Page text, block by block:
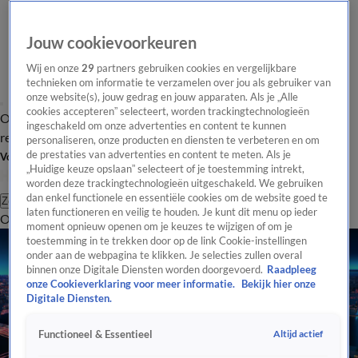
Overzicht Laatste nieuws Regionieuws Het beste van Hart
Tip de
redactie
Volg Hart van Nederland
Zoeken
OverzichtRegioUitzendingenWeerTip de redactiePanelVideo's
Jouw cookievoorkeuren
Wij en onze29 partners gebruiken cookies en vergelijkbare
technieken om informatie te verzamelen over jou als gebruiker van
onze website(s), jouw gedrag en jouw apparaten. Als je „Alle
cookies accepteren” selecteert, worden trackingtechnologieën
ingeschakeld om onze advertenties en content te kunnen
personaliseren, onze producten en diensten te verbeteren en om
de prestaties van advertenties en content te meten. Als je
„Huidige keuze opslaan” selecteert of je toestemming intrekt,
worden deze trackingtechnologieën uitgeschakeld. We gebruiken
dan enkel functionele en essentiële cookies om de website goed te
laten functioneren en veilig te houden. Je kunt dit menu op ieder
moment opnieuw openen om je keuzes te wijzigen of om je
toestemming in te trekken door op de link Cookie-instellingen
onder aan de webpagina te klikken. Je selecties zullen overal
binnen onze Digitale Diensten worden doorgevoerd. Raadpleeg
onze Cookieverklaring voor meer informatie.
Bekijk hier onze
Digitale Diensten.
Functioneel & Essentieel Altijd actief